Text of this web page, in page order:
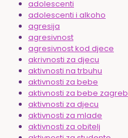
adolescenti
adolescenti i alkoho
agresija
agresivnost
agresivnost kod djece
akrivnosti za djecu
aktivnosti na trbuhu
aktivnosti za bebe
aktivnosti za bebe zagreb
aktivnosti za djecu
aktivnosti za mlade
aktivnosti za obitelj